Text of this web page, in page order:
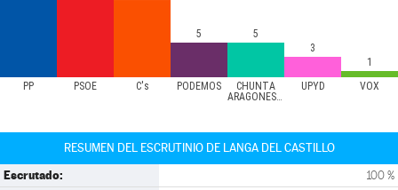
PP PSOE C's PODEMOS
CHUNTA
ARAGONESIST
UPYD VOX
5
5
3
1
RESUMEN DEL ESCRUTINIO DE LANGA DEL CASTILLO
Escrutado: 100 %